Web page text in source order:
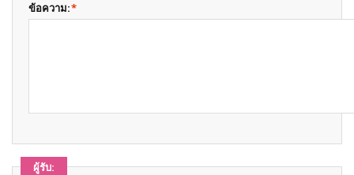
*
ข้อความ:
ผู้รับ: